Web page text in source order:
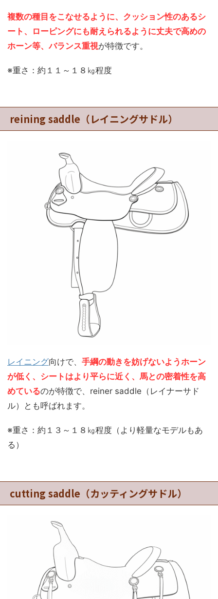
複数の種目をこなせるように、クッション性のあるシ
ート、ローピングにも耐えられるように丈夫で高めの
ホーン等、バランス重視が特徴です。
※重さ：約１１～１８㎏程度
reining saddle（レイニングサドル）
レイニング向けで、 手綱の動きを妨げないようホーン
が低く、シートはより平らに近く、馬との密着性を高
めているのが特徴で、reiner saddle（レイナーサド
ル）とも呼ばれます。
※重さ：約１３～１８㎏程度（より軽量なモデルもあ
る）
cutting saddle（カッティングサドル）